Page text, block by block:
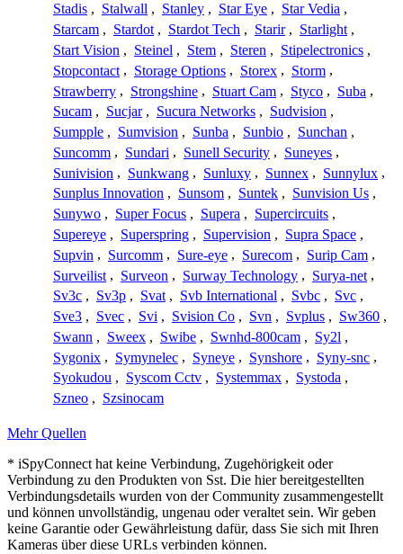
Stadis , Stalwall , Stanley , Star Eye , Star Vedia ,
Starcam , Stardot , Stardot Tech , Starir , Starlight ,
Start Vision , Steinel , Stem , Steren , Stipelectronics ,
Stopcontact , Storage Options , Storex , Storm ,
Strawberry , Strongshine , Stuart Cam , Styco , Suba ,
Sucam , Sucjar , Sucura Networks , Sudvision ,
Sumpple , Sumvision , Sunba , Sunbio , Sunchan ,
Suncomm , Sundari , Sunell Security , Suneyes ,
Sunivision , Sunkwang , Sunluxy , Sunnex , Sunnylux ,
Sunplus Innovation , Sunsom , Suntek , Sunvision Us ,
Sunywo , Super Focus , Supera , Supercircuits ,
Supereye , Superspring , Supervision , Supra Space ,
Supvin , Surcomm , Sure-eye , Surecom , Surip Cam ,
Surveilist , Surveon , Surway Technology , Surya-net ,
Sv3c , Sv3p , Svat , Svb International , Svbc , Svc ,
Sve3 , Svec , Svi , Svision Co , Svn , Svplus , Sw360 ,
Swann , Sweex , Swibe , Swnhd-800cam , Sy2l ,
Sygonix , Symynelec , Syneye , Synshore , Syny-snc ,
Syokudou , Syscom Cctv , Systemmax , Systoda ,
Szneo , Szsinocam
Mehr Quellen
* iSpyConnect hat keine Verbindung, Zugehörigkeit oder
Verbindung zu den Produkten von Sst. Die hier bereitgestellten
Verbindungsdetails wurden von der Community zusammengestellt
und können unvollständig, ungenau oder veraltet sein. Wir geben
keine Garantie oder Gewährleistung dafür, dass Sie sich mit Ihren
Kameras über diese URLs verbinden können.